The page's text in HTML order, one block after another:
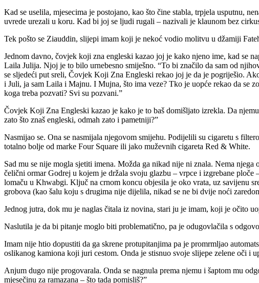
Kad se uselila, mjesecima je postojano, kao što čine stabla, trpjela usputnu,
uvrede urezali u koru. Kad bi joj se ljudi rugali – nazivali je klaunom bez
Tek pošto se Ziauddin, slijepi imam koji je nekoć vodio molitvu u džamiji
Jednom davno, čovjek koji zna engleski kazao joj je kako njeno ime, kad se
Laila Julija. Njoj je to bilo urnebesno smiješno. “To bi značilo da sam od
se sljedeći put sreli, Čovjek Koji Zna Engleski rekao joj je da je pogriješio.
i Juli, ja sam Laila i Majnu. I Mujna, što ima veze? Tko je uopće rekao da se
koga treba pozvati? Svi su pozvani.”
Čovjek Koji Zna Engleski kazao je kako je to baš domišljato izrekla. Da
zato što znaš engleski, odmah zato i pametniji?”
Nasmijao se. Ona se nasmijala njegovom smijehu. Podijelili su cigaretu s
totalno bolje od marke Four Square ili jako muževnih cigareta Red & White.
Sad mu se nije mogla sjetiti imena. Možda ga nikad nije ni znala. Nema
čelični ormar Godrej u kojem je držala svoju glazbu – vrpce i izgrebane
lomaču u Khwabgi. Ključ na crnom koncu objesila je oko vrata, uz savijenu
grobova (kao šalu koju s drugima nije dijelila, nikad se ne bi dvije noći
Jednog jutra, dok mu je naglas čitala iz novina, stari ju je imam, koji je očito
Naslutila je da bi pitanje moglo biti problematično, pa je odugovlačila s
Imam nije htio dopustiti da ga skrene protupitanjima pa je promrmljao
oslikanog kamiona koji juri cestom. Onda je stisnuo svoje slijepe zelene oči i
Anjum dugo nije progovarala. Onda se nagnula prema njemu i šaptom mu
mjesečinu za ramazana – što tada pomisliš?”